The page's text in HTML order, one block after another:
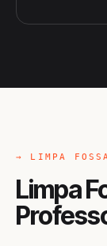
→ LIMPA
Limpa